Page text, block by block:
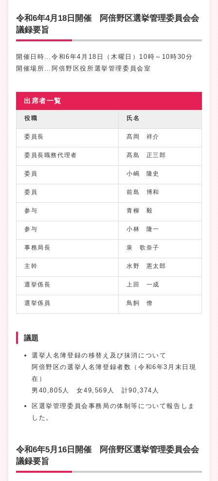
令和6年4月18日開催 阿倍野区選挙管理委員会会
議録要旨
開催日時…令和6年4月18日（木曜日）10時～10時30分
開催場所…阿倍野区役所選挙管理委員会室
出席者一覧
役職 氏名
委員長 髙岡 祥介
委員長職務代理者 髙島 正三郎
委員 小嶋 隆史
委員 前島 博和
参与 青柳 毅
参与 小林 隆一
事務局長 泉 歌奈子
主幹 水野 憲太郎
選挙係長 上田 一成
選挙係員 鳥飼 僚
議題
選挙人名簿登録の移替え及び抹消について
阿倍野区の選挙人名簿登録者数（令和6年3月末日現
在）
男40,805人 女49,569人 計90,374人
区選挙管理委員会事務局の体制等について報告しま
した。
令和6年5月16日開催 阿倍野区選挙管理委員会会
議録要旨